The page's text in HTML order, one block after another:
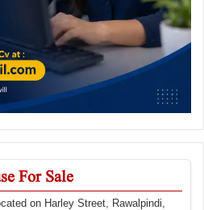
For Sale
on Harley Street, Rawalpindi,